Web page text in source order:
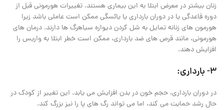
زنان بیشتر در معرض ابتلا به این بیماری هستند. تغییرات هورمونی قبل از
دوره قاعدگی یا در دوران بارداری یا یائسگی ممکن است عاملی باشد زیرا
هورمون های زنانه تمایل به شل کردن دیواره سیاهرگ ها دارند. درمان های
هورمونی، مانند قرص های ضد بارداری، ممکن است خطر ابتلا به واریس را
افزایش دهند.
3- بارداری:
در دوران بارداری، حجم خون در بدن افزایش می یابد. این تغییر از کودک در
حال رشد حمایت می کند، اما می تواند رگ های پا را نیز بزرگ کند.